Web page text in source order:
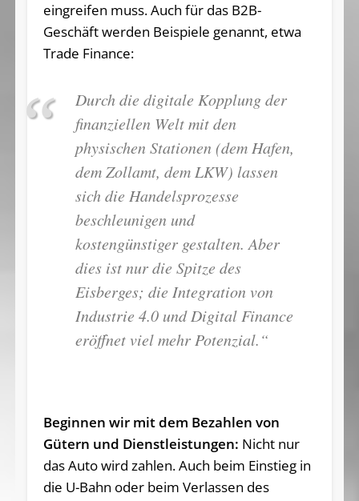
eingreifen muss. Auch für das B2B-
Geschäft werden Beispiele genannt, etwa
Trade Finance:
Durch die digitale Kopplung der
finanziellen Welt mit den
physischen Stationen (dem Hafen,
dem Zollamt, dem LKW) lassen
sich die Handelsprozesse
beschleunigen und
kostengünstiger gestalten. Aber
dies ist nur die Spitze des
Eisberges; die Integration von
Industrie 4.0 und Digital Finance
eröffnet viel mehr Potenzial.“
Beginnen wir mit dem Bezahlen von
Gütern und Dienstleistungen: Nicht nur
das Auto wird zahlen. Auch beim Einstieg in
die U-Bahn oder beim Verlassen des